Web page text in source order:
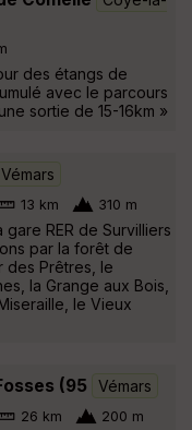
des étangs de
avec le parcours
sortie de 15-16km »
Vémars
13 km 310 m
RER de Survilliers
par la forêt de
des Prêtres, le
la Grange aux Bois,
le Vieux
(95 Vémars
26 km 200 m